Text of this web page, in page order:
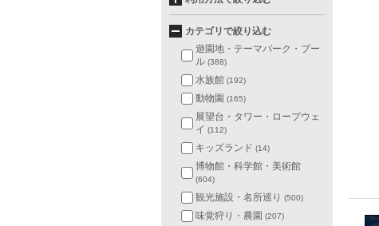
カテゴリで絞り込む
遊園地・テーマパーク・プー
ル (388)
水族館 (192)
動物園 (165)
展望台・タワー・ロープウェ
イ (112)
キッズランド (14)
博物館・科学館・美術館
(604)
観光施設・名所巡り (500)
味覚狩り・農園 (207)